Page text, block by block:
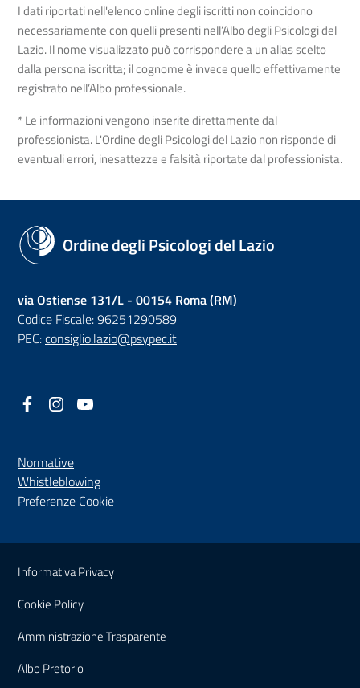
I dati riportati nell'elenco online degli iscritti non coincidono
necessariamente con quelli presenti nell’Albo degli Psicologi del
Lazio. Il nome visualizzato può corrispondere a un alias scelto
dalla persona iscritta; il cognome è invece quello effettivamente
registrato nell’Albo professionale.
* Le informazioni vengono inserite direttamente dal
professionista. L'Ordine degli Psicologi del Lazio non risponde di
eventuali errori, inesattezze e falsità riportate dal professionista.
Ordine degli Psicologi del Lazio
via Ostiense 131/L - 00154 Roma (RM)
Codice Fiscale: 96251290589
PEC:consiglio.lazio@psypec.it
Facebook
(nuova scheda - new tab)
Instagram
(nuova scheda - new tab)
Normative
Whistleblowing(nuova scheda - new tab)
Preferenze Cookie
Sezione Link Utili
Informativa Privacy
Cookie Policy
Amministrazione Trasparente
Albo Pretorio